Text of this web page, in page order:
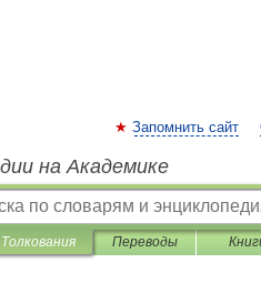
Запомнить сайт
на Академике
Толкования Переводы